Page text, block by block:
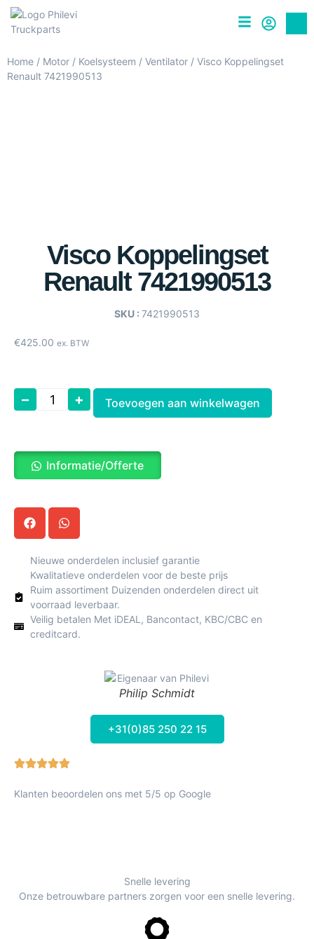
Home / Motor / Koelsysteem / Ventilator / Visco Koppelingset
Renault 7421990513
Visco Koppelingset
Renault 7421990513
SKU : 7421990513
€425.00 ex. BTW
– + Toevoegen aan winkelwagen
Informatie/Offerte
Nieuwe onderdelen inclusief garantie
Kwalitatieve onderdelen voor de beste prijs
Ruim assortiment Duizenden onderdelen direct uit
voorraad leverbaar.
Veilig betalen Met iDEAL, Bancontact, KBC/CBC en
creditcard.
Philip Schmidt
+31(0)85 250 22 15
Klanten beoordelen ons met 5/5 op Google
Snelle levering
Onze betrouwbare partners zorgen voor een snelle levering.